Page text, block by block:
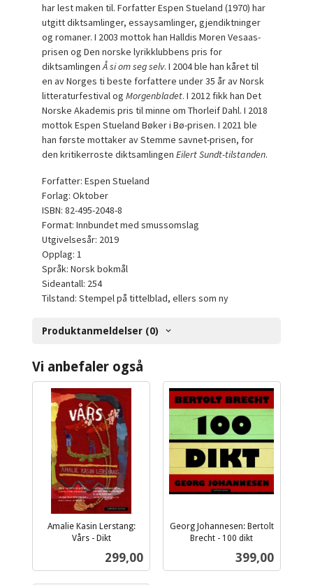
har lest maken til. Forfatter Espen Stueland (1970) har
utgitt diktsamlinger, essaysamlinger, gjendiktninger
og romaner. I 2003 mottok han Halldis Moren Vesaas-
prisen og Den norske lyrikklubbens pris for
diktsamlingenÅ si om seg selv. I 2004 ble han kåret til
en av Norges ti beste forfattere under 35 år av Norsk
litteraturfestival ogMorgenbladet. I 2012 fikk han Det
Norske Akademis pris til minne om Thorleif Dahl. I 2018
mottok Espen Stueland Bøker i Bø-prisen. I 2021 ble
han første mottaker av Stemme savnet-prisen, for
den kritikerroste diktsamlingen Eilert Sundt-tilstanden.
Forfatter: Espen Stueland
Forlag: Oktober
ISBN: 82-495-2048-8
Format: Innbundet med smussomslag
Utgivelsesår: 2019
Opplag: 1
Språk: Norsk bokmål
Sideantall: 254
Tilstand: Stempel på tittelblad, ellers som ny
Produktanmeldelser (0)
Vi anbefaler også
Amalie Kasin Lerstang:
Vårs - Dikt
Pris
299,00
Georg Johannesen: Bertolt
Brecht - 100 dikt
Pris
399,00